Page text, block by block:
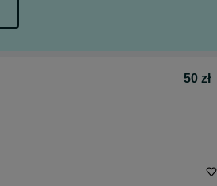
50 zł